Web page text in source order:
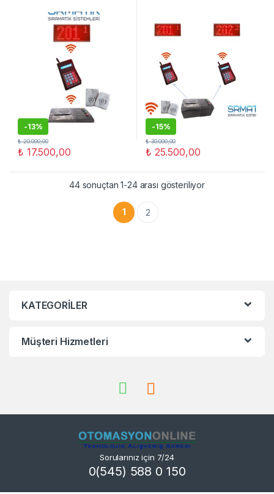
-13%
₺ 17.500,00
₺20.000,00
-15%
₺ 25.500,00
₺30.000,00
44 sonuçtan 1-24 arası gösteriliyor
1 2
KATEGORİLER
Müşteri Hizmetleri
Sorularınız için 7/24
0(545) 588 0 150